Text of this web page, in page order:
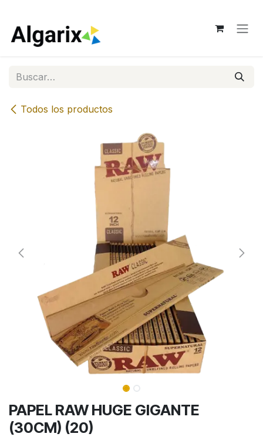
Todos los productos
PAPEL RAW HUGE GIGANTE
(30CM) (20)